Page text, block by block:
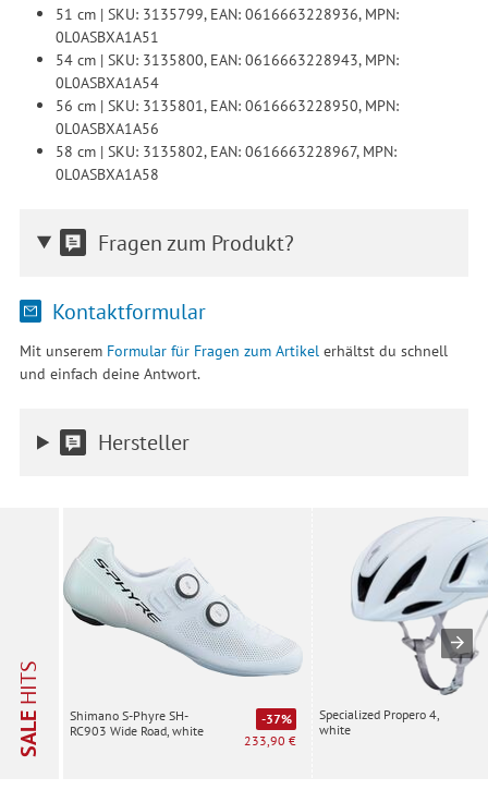
51 cm | SKU: 3135799, EAN: 0616663228936, MPN:
0L0ASBXA1A51
54 cm | SKU: 3135800, EAN: 0616663228943, MPN:
0L0ASBXA1A54
56 cm | SKU: 3135801, EAN: 0616663228950, MPN:
0L0ASBXA1A56
58 cm | SKU: 3135802, EAN: 0616663228967, MPN:
0L0ASBXA1A58
Fragen zum Produkt?
Kontaktformular
Mit unserem Formular für Fragen zum Artikelerhältst du schnell
und einfach deine Antwort.
Hersteller
SALE
HITS
Shimano S-Phyre SH-
RC903 Wide Road, white
-37%
233,90 €
Specialized Propero 4,
white